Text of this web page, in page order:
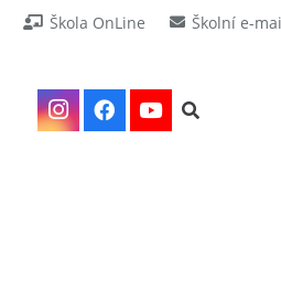
Škola OnLine Školní e-